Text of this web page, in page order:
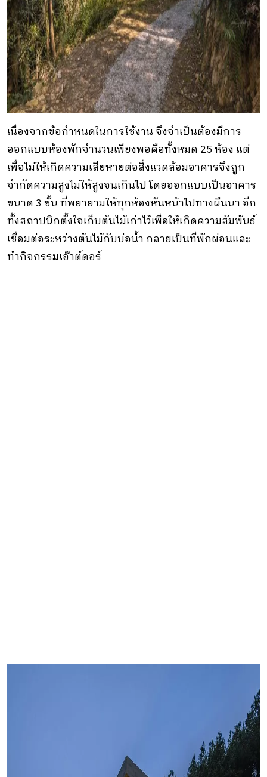
เนื่องจากข้อกำหนดในการใช้งาน จึงจำเป็นต้องมีการ
ออกแบบห้องพักจำนวนเพียงพอคือทั้งหมด 25 ห้อง แต่
เพื่อไม่ให้เกิดความเสียหายต่อสิ่งแวดล้อมอาคารจึงถูก
จำกัดความสูงไม่ให้สูงจนเกินไป โดยออกแบบเป็นอาคาร
ขนาด 3 ชั้น ที่พยายามให้ทุกห้องหันหน้าไปทางผืนนา อีก
ทั้งสถาปนิกตั้งใจเก็บต้นไม้เก่าไว้เพื่อให้เกิดความสัมพันธ์
เชื่อมต่อระหว่างต้นไม้กับบ่อน้ำ กลายเป็นที่พักผ่อนและ
ทำกิจกรรมเอ๊าต์ดอร์